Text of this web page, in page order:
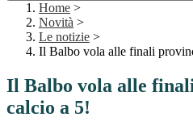
Home >
Novità >
Le notizie >
Il Balbo vola alle finali
Il Balbo vola alle
calcio a 5!